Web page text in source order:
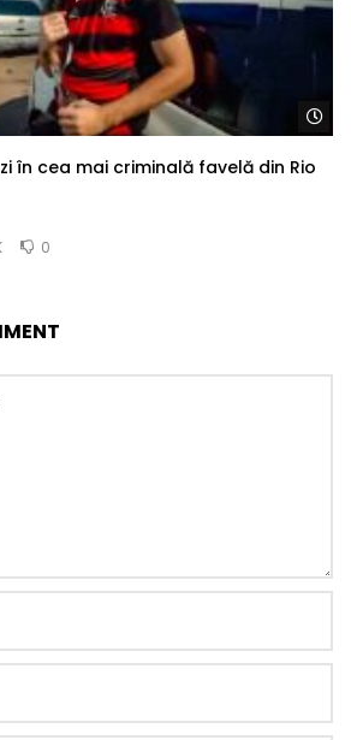
în cea mai criminală favelă din Rio
0